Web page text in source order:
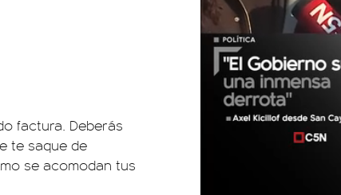
factura. Deberás
te saque de
se acomodan tus